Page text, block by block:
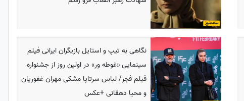
نگاهی به تیپ و استایل بازیگران ایرانی فیلم
سینمایی «غوطه ور» در اولین روز از جشنواره
فیلم فجر/ لباس سرتاپا مشکی مهران غفوریان
و محیا دهقانی +عکس